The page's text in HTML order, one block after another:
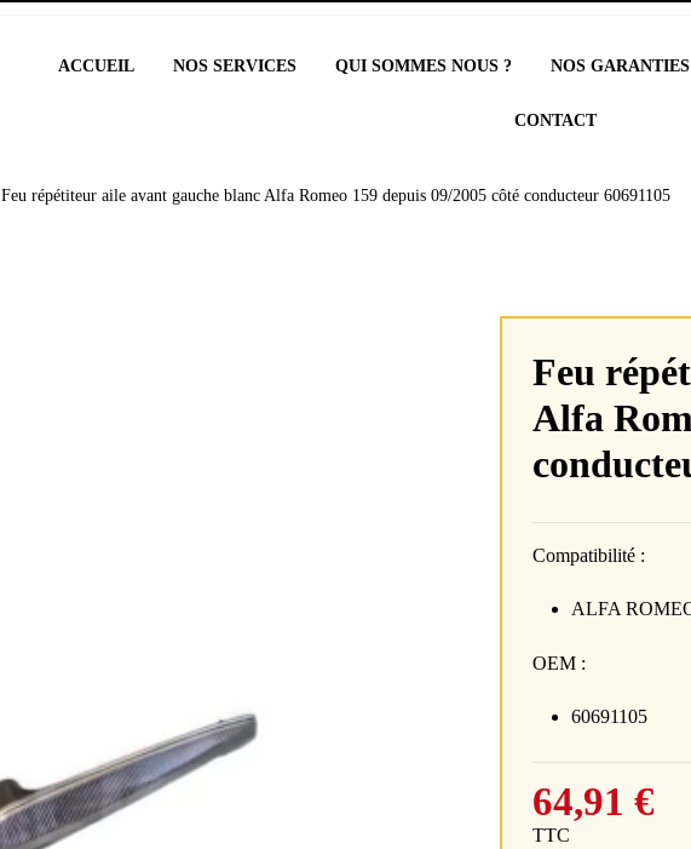
ACCUEIL NOS SERVICES QUI SOMMES NOUS ? NOS GARANTIES
CONTACT
Feu répétiteur aile avant gauche blanc Alfa Romeo 159 depuis 09/2005 côté conducteur 60691105
Feu
Alfa
Compatibilité :
ALFA
OEM :
60691105
64,91 €
TTC